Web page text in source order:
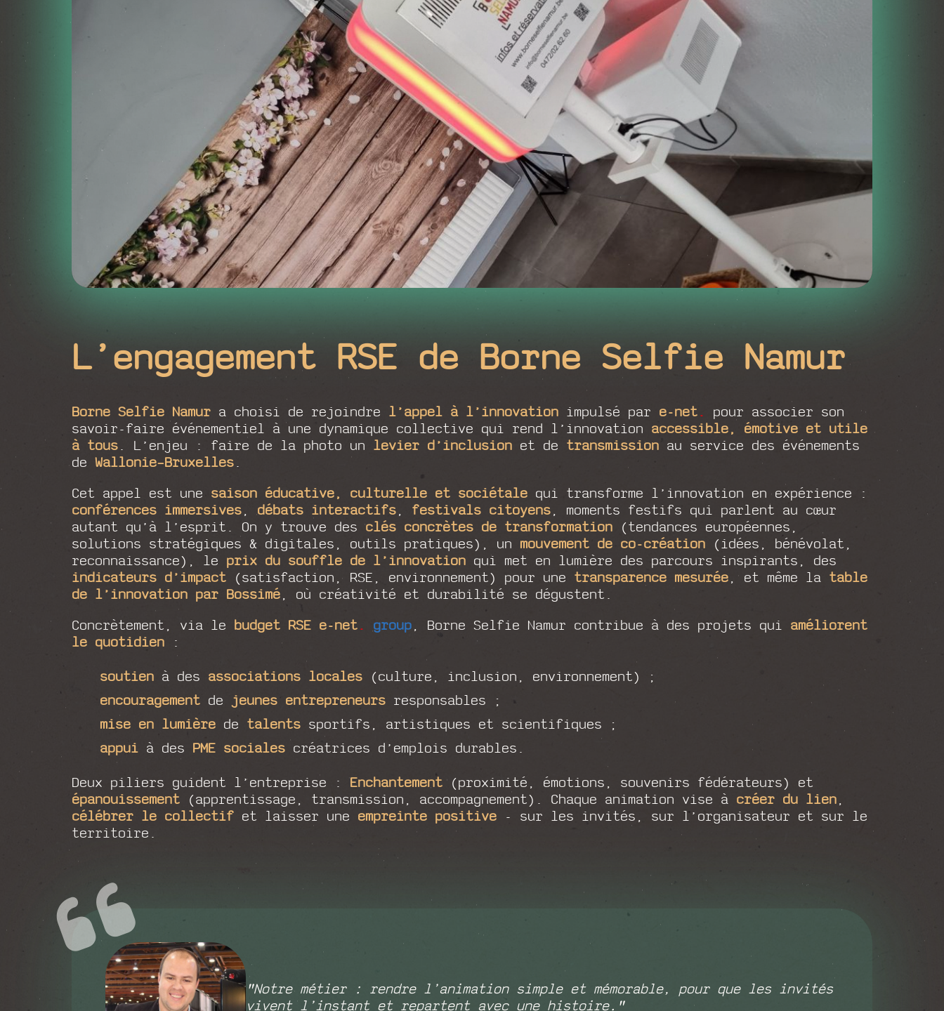
L’engagement RSE de Borne Selfie Namur
Borne Selfie Namur a choisi de rejoindre l’appel à l’innovation impulsé par e-net. pour associer son
savoir-faire événementiel à une dynamique collective qui rend l’innovation accessible, émotive et utile
à tous . L’enjeu : faire de la photo un levier d’inclusion et de transmission au service des événements
de Wallonie–Bruxelles
Cet appel est une saison éducative, culturelle et sociétale qui transforme l’innovation en expérience :
conférences immersives
débats interactifs festivals citoyens , moments festifs qui parlent au cœur
autant qu’à l’esprit. On y trouve desclés concrètes de transformation (tendances européennes,
solutions stratégiques & digitales, outils pratiques), un mouvement de co-création (idées, bénévolat,
reconnaissance), le prix du souffle de l’innovation qui met en lumière des parcours inspirants, des
indicateurs d’impact (satisfaction, RSE, environnement) pour une transparence mesurée , et même la table
de l’innovation par Bossimé , où créativité et durabilité se dégustent.
Concrètement, via le budget RSE e-net. group , Borne Selfie Namur contribue à des projets qui améliorent
le quotidien :
soutien à des associations locales (culture, inclusion, environnement) ;
encouragement de jeunes entrepreneurs responsables ;
mise en lumière de talents sportifs, artistiques et scientifiques ;
appui à des PME sociales créatrices d’emplois durables.
Deux piliers guident l’entreprise :Enchantement (proximité, émotions, souvenirs fédérateurs) et
épanouissement (apprentissage, transmission, accompagnement). Chaque animation vise à créer du lien
célébrer le collectif et laisser une empreinte positive - sur les invités, sur l’organisateur et sur le
territoire.
"Notre métier : rendre l’animation simple et mémorable, pour que les invités
vivent l’instant et repartent avec une histoire. "